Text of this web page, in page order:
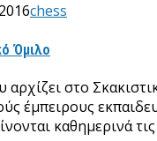
chess
Όμιλο
στο
έμπειρους
καθημερινά